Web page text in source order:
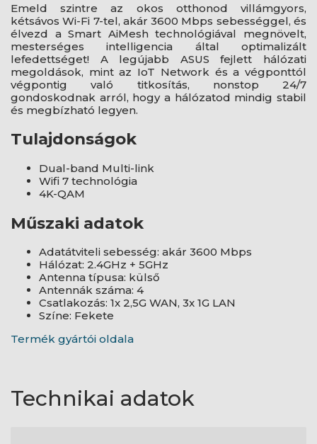
Emeld szintre az okos otthonod villámgyors,
kétsávos Wi-Fi 7-tel, akár 3600 Mbps sebességgel, és
élvezd a Smart AiMesh technológiával megnövelt,
mesterséges intelligencia által optimalizált
lefedettséget! A legújabb ASUS fejlett hálózati
megoldások, mint az IoT Network és a végponttól
végpontig való titkosítás, nonstop 24/7
gondoskodnak arról, hogy a hálózatod mindig stabil
és megbízható legyen.
Tulajdonságok
Dual-band Multi-link
Wifi 7 technológia
4K-QAM
Műszaki adatok
Adatátviteli sebesség: akár 3600 Mbps
Hálózat: 2.4GHz + 5GHz
Antenna típusa: külső
Antennák száma: 4
Csatlakozás: 1x 2,5G WAN, 3x 1G LAN
Színe: Fekete
Termék gyártói oldala
Technikai adatok